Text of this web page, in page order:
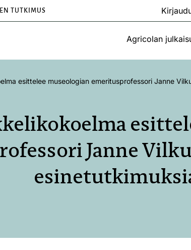
TUTKIMUS
Agricolan
esittelee museologian emeritusprofessori Janne
Janne